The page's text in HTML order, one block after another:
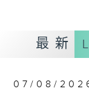
驗輕鬆自在
最新
07/08/